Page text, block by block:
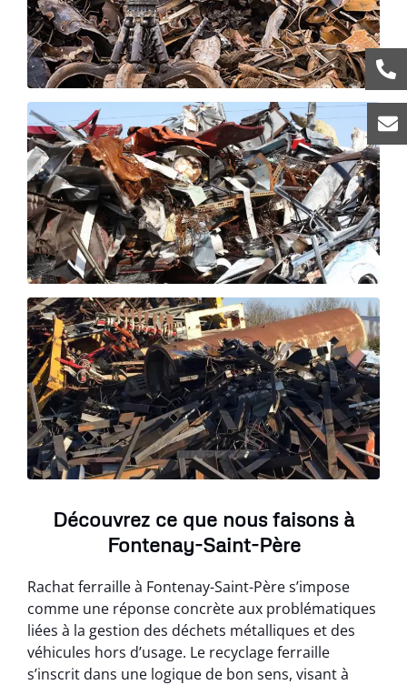
Découvrez ce que nous faisons à
Fontenay-Saint-Père
Rachat ferraille à Fontenay-Saint-Père s’impose
comme une réponse concrète aux problématiques
liées à la gestion des déchets métalliques et des
véhicules hors d’usage. Le recyclage ferraille
s’inscrit dans une logique de bon sens, visant à